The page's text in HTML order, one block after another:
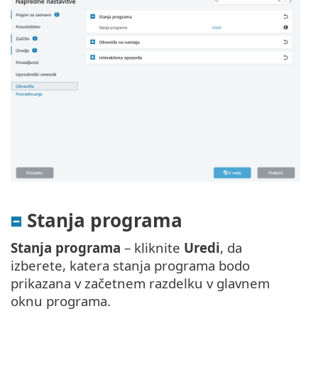
Stanja programa
Stanja programa – kliknite Uredi, da
izberete, katera stanja programa bodo
prikazana v začetnem razdelku v glavnem
oknu programa.